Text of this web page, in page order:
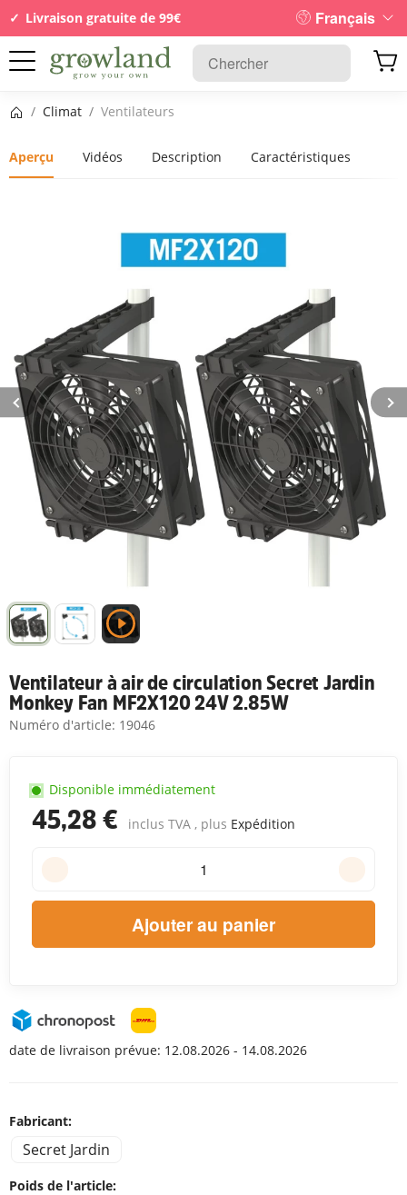
Livraison gratuite de 99€ Français
Page d’accueil
/ Climat / Ventilateurs
Aperçu Vidéos Description Caractéristiques
Ventilateur à air de circulation Secret Jardin
Monkey Fan MF2X120 24V 2.85W
Numéro d'article: 19046
45,28 € inclus TVA , plus Expédition
Disponible immédiatement
Ajouter au panier
date de livraison prévue: 12.08.2026 - 14.08.2026
Fabricant:
Secret Jardin
Poids de l'article: